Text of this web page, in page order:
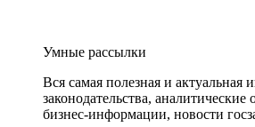
Умные рассылки
Вся самая полезная и актуальная
законодательства,
бизнес-информации, новости